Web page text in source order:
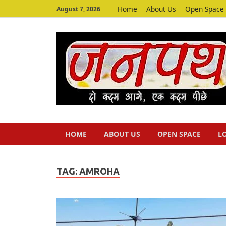
August 7, 2026 Home About Us Open Space
HOME ABOUT US OPEN SPACE
TAG: AMROHA